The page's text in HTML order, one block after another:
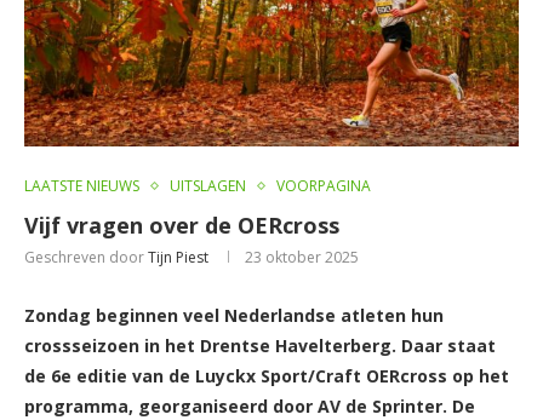
LAATSTE NIEUWS UITSLAGEN VOORPAGINA
Vijf vragen over de OERcross
Geschreven doorTijn Piest 23 oktober 2025
Zondag beginnen veel Nederlandse atleten hun
crossseizoen in het Drentse Havelterberg. Daar staat
de 6e editie van de Luyckx Sport/Craft OERcross op het
programma, georganiseerd door AV de Sprinter. De